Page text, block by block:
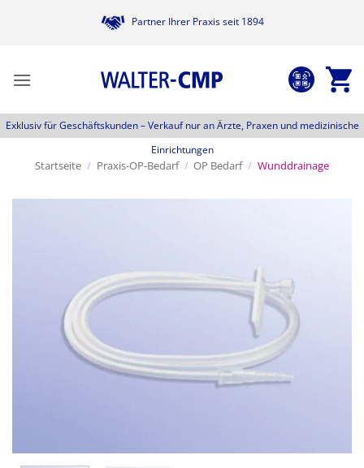
Partner Ihrer Praxis seit 1894
Exklusiv für Geschäftskunden –Verkauf nur an Ärzte, Praxen und medizinische
Einrichtungen
Startseite / Praxis-OP-Bedarf / OP Bedarf / Wunddrainage